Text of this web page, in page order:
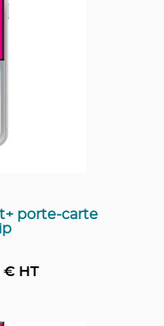
porte-carte
€ HT